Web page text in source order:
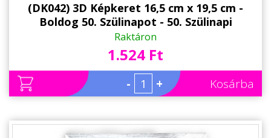
(DK042) 3D Képkeret 16,5 cm x 19,5 cm -
Boldog 50. Szülinapot - 50. Szülinapi
Ajándékok - Ajándék Ötletek
Raktáron
1.524 Ft
- + Kosárba